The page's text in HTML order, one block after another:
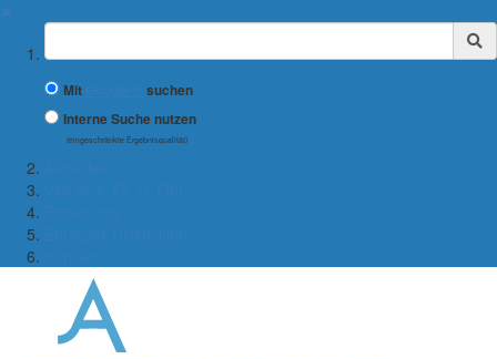
Suchbegriff
Mit
suchen
Interne Suche nutzen
(eingeschränkte Ergebnisqualität)